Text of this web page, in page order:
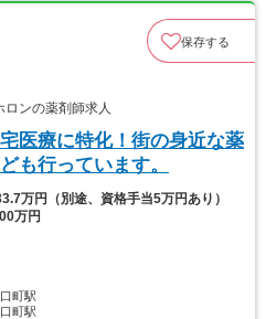
保存する
ンの薬剤師求人
医療に特化！街の身近な薬
も行っています。
万円（別途、資格手当5万円あり）
万円
町駅
町駅